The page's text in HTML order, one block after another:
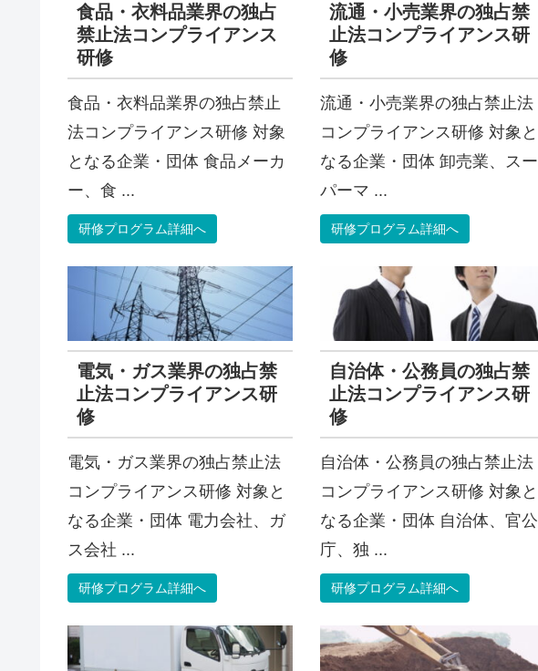
食品・衣料品業界の独占
禁止法コンプライアンス
研修
食品・衣料品業界の独占禁止
法コンプライアンス研修 対象
となる企業・団体 食品メーカ
ー、食 ...
研修プログラム詳細へ
流通・小売業界の独占禁
止法コンプライアンス研
修
流通・小売業界の独占禁止法
コンプライアンス研修 対象と
なる企業・団体 卸売業、スー
パーマ ...
研修プログラム詳細へ
電気・ガス業界の独占禁
止法コンプライアンス研
修
電気・ガス業界の独占禁止法
コンプライアンス研修 対象と
なる企業・団体 電力会社、ガ
ス会社 ...
研修プログラム詳細へ
自治体・公務員の独占禁
止法コンプライアンス研
修
自治体・公務員の独占禁止法
コンプライアンス研修 対象と
なる企業・団体 自治体、官公
庁、独 ...
研修プログラム詳細へ